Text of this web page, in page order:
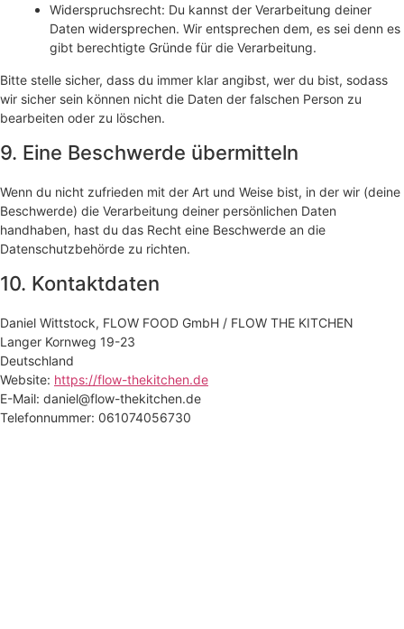
Widerspruchsrecht: Du kannst der Verarbeitung deiner
Daten widersprechen. Wir entsprechen dem, es sei denn es
gibt berechtigte Gründe für die Verarbeitung.
Bitte stelle sicher, dass du immer klar angibst, wer du bist, sodass
wir sicher sein können nicht die Daten der falschen Person zu
bearbeiten oder zu löschen.
9. Eine Beschwerde übermitteln
Wenn du nicht zufrieden mit der Art und Weise bist, in der wir (deine
Beschwerde) die Verarbeitung deiner persönlichen Daten
handhaben, hast du das Recht eine Beschwerde an die
Datenschutzbehörde zu richten.
10. Kontaktdaten
Daniel Wittstock, FLOW FOOD GmbH / FLOW THE KITCHEN
Langer Kornweg 19-23
Deutschland
Website: https://flow-thekitchen.de
E-Mail: daniel@flow-thekitchen.de
Telefonnummer: 061074056730